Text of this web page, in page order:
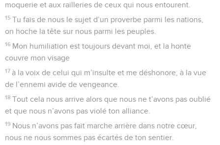
moquerie et aux railleries de ceux qui nous entourent.
15 Tu fais de nous le sujet d’un proverbe parmi les nations,
on hoche la tête sur nous parmi les peuples.
16 Mon humiliation est toujours devant moi, et la honte
couvre mon visage
17 à la voix de celui qui m’insulte et me déshonore, à la vue
de l’ennemi avide de vengeance.
18 Tout cela nous arrive alors que nous ne t’avons pas oublié
et que nous n’avons pas violé ton alliance.
19 Nous n’avons pas fait marche arrière dans notre cœur,
nous ne nous sommes pas écartés de ton sentier.